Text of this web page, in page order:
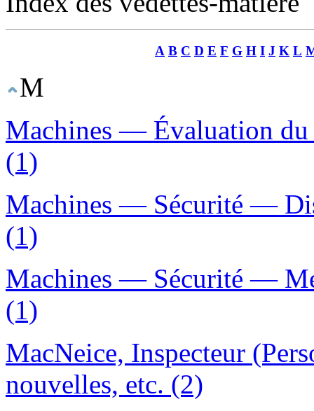
A B C D E F G H I J K L
M
Machines — Évaluation
(1)
Machines — Sécurité —
(1)
Machines — Sécurité —
(1)
MacNeice, Inspecteur
nouvelles, etc. (2)